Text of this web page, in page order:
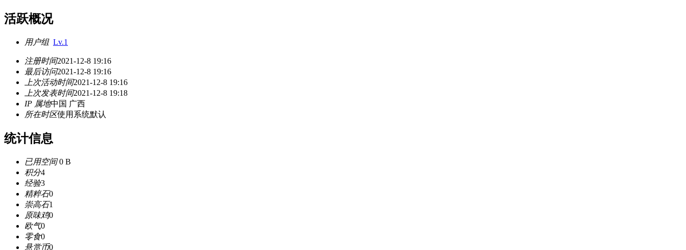
活跃概况
用户组 Lv.1
注册时间2021-12-8 19:16
最后访问2021-12-8 19:16
上次活动时间2021-12-8 19:16
上次发表时间2021-12-8 19:18
IP 属地中国 广西
所在时区使用系统默认
统计信息
已用空间0 B
积分4
经验3
精粹石0
崇高石1
原味鸡0
欧气0
零食0
悬赏币0